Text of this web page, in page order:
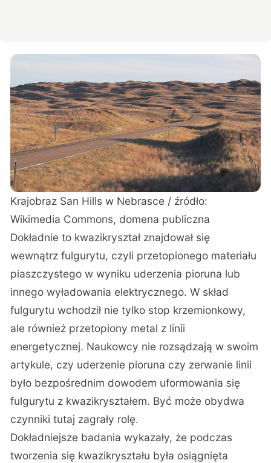
Krajobraz San Hills w Nebrasce / źródło:
Wikimedia Commons, domena publiczna
Dokładnie to kwazikryształ znajdował się
wewnątrz fulgurytu, czyli przetopionego materiału
piaszczystego w wyniku uderzenia pioruna lub
innego wyładowania elektrycznego. W skład
fulgurytu wchodził nie tylko stop krzemionkowy,
ale również przetopiony metal z linii
energetycznej. Naukowcy nie rozsądzają w swoim
artykule, czy uderzenie pioruna czy zerwanie linii
było bezpośrednim dowodem uformowania się
fulgurytu z kwazikryształem. Być może obydwa
czynniki tutaj zagrały rolę.
Dokładniejsze badania wykazały, że podczas
tworzenia się kwazikryształu była osiągnięta